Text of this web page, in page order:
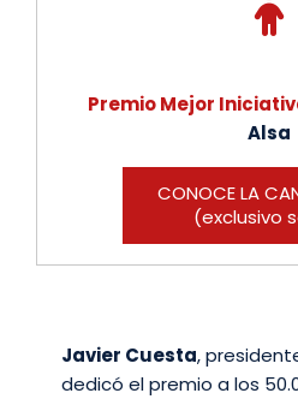
Premio Mejor
Alsa
CONOCE LA
(exclusivo
Javier Cuesta,
dedicó el premio a los